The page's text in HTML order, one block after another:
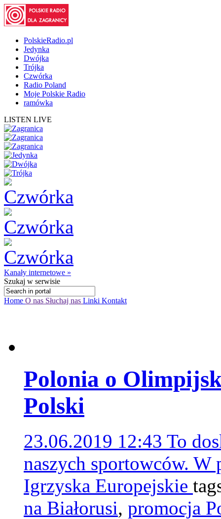
PolskieRadio.pl
Jedynka
Dwójka
Trójka
Czwórka
Radio Poland
Moje Polskie Radio
ramówka
LISTEN LIVE
Kanały internetowe »
Szukaj w serwisie
Home O nas Słuchaj nas Linki Kontakt
Polonia o
Polski
23.06.2019 12:43 To
naszych sportowców. W
Igrzyska Europejskie
na Białorusi, promocja